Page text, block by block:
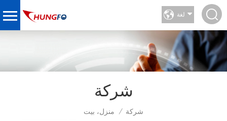
لغة
شركة
منزل، بيت / شركة